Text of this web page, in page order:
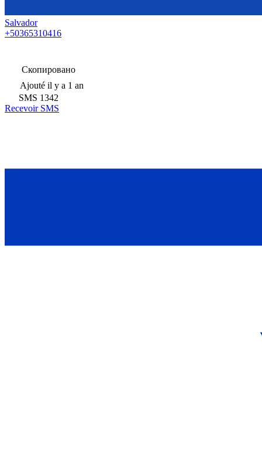
Salvador
+50365310416
Скопировано
Ajouté il y a 1 an
SMS 1342
Recevoir SMS